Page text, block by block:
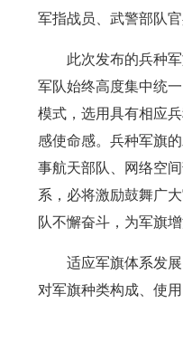
军指战员、武警部队
此次发布的兵种
军队始终高度集中统
模式，选用具有相应
感使命感。兵种军旗
事航天部队、网络空
系，必将激励鼓舞广
队不懈奋斗，为军旗
适应军旗体系发
对军旗种类构成、使